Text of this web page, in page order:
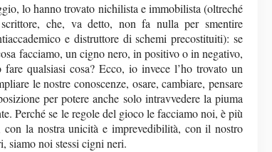
lo hanno trovato nichilista e immobilista (oltreché
che, va detto, non fa nulla per smentire
e distruttore di schemi precostituiti): se
facciamo, un cigno nero, in positivo o in negativo,
qualsiasi cosa? Ecco, io invece l’ho trovato un
le nostre conoscenze, osare, cambiare, pensare
per potere anche solo intravvedere la piuma
Perché se le regole del gioco le facciamo noi, è più
la nostra unicità e imprevedibilità, con il nostro
siamo noi stessi cigni neri.